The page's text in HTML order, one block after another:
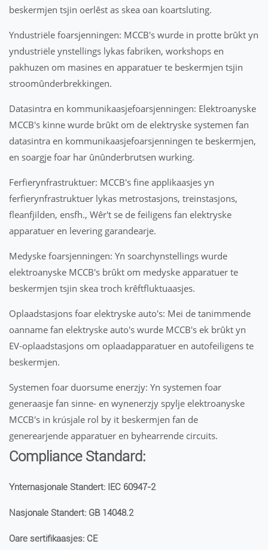
beskermjen tsjin oerlêst as skea oan koartsluting.
Yndustriële foarsjenningen: MCCB's wurde in protte brûkt yn
yndustriële ynstellings lykas fabriken, workshops en
pakhuzen om masines en apparatuer te beskermjen tsjin
stroomûnderbrekkingen.
Datasintra en kommunikaasjefoarsjenningen: Elektroanyske
MCCB's kinne wurde brûkt om de elektryske systemen fan
datasintra en kommunikaasjefoarsjenningen te beskermjen,
en soargje foar har ûnûnderbrutsen wurking.
Ferfierynfrastruktuer: MCCB's fine applikaasjes yn
ferfierynfrastruktuer lykas metrostasjons, treinstasjons,
fleanfjilden, ensfh., Wêr't se de feiligens fan elektryske
apparatuer en levering garandearje.
Medyske foarsjenningen: Yn soarchynstellings wurde
elektroanyske MCCB's brûkt om medyske apparatuer te
beskermjen tsjin skea troch krêftfluktuaasjes.
Oplaadstasjons foar elektryske auto's: Mei de tanimmende
oanname fan elektryske auto's wurde MCCB's ek brûkt yn
EV-oplaadstasjons om oplaadapparatuer en autofeiligens te
beskermjen.
Systemen foar duorsume enerzjy: Yn systemen foar
generaasje fan sinne- en wynenerzjy spylje elektroanyske
MCCB's in krúsjale rol by it beskermjen fan de
generearjende apparatuer en byhearrende circuits.
Compliance Standard:
Ynternasjonale Standert: IEC 60947-2
Nasjonale Standert: GB 14048.2
Oare sertifikaasjes: CE